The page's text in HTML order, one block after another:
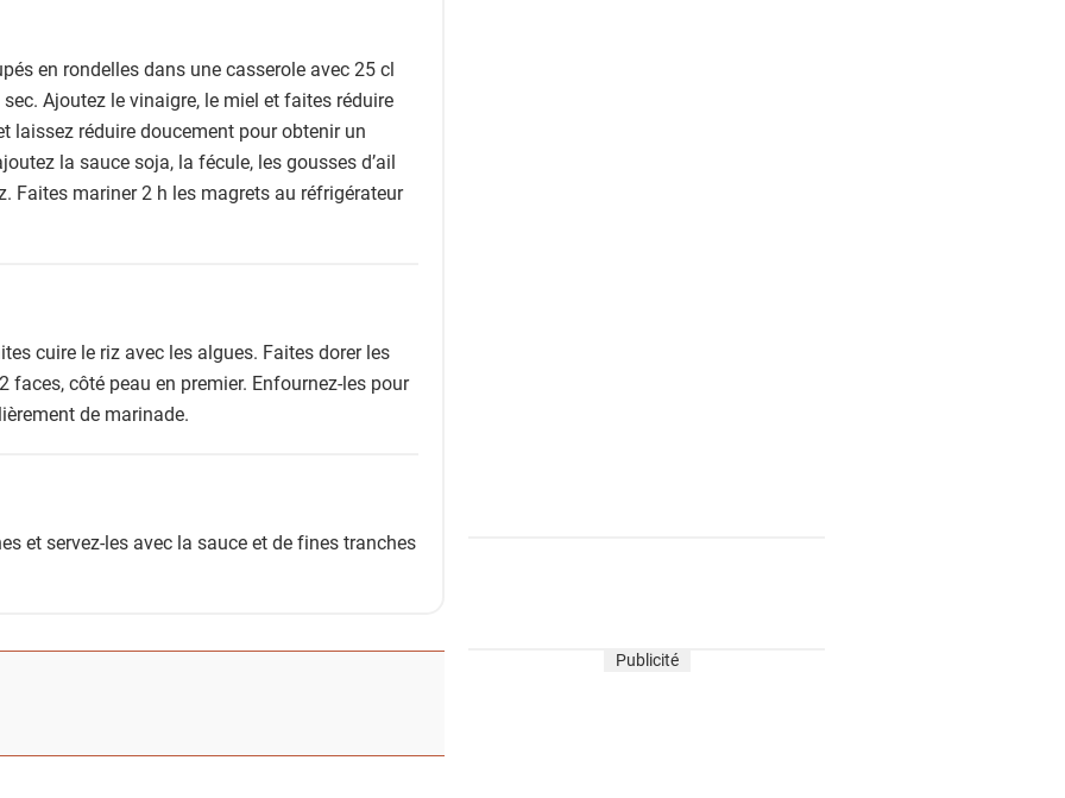
en rondelles dans une casserole avec 25 cl
Ajoutez le vinaigre, le miel et faites réduire
laissez réduire doucement pour obtenir un
la sauce soja, la fécule, les gousses d’ail
Faites mariner 2 h les magrets au réfrigérateur
cuire le riz avec les algues. Faites dorer les
faces, côté peau en premier. Enfournez-les pour
de marinade.
et servez-les avec la sauce et de fines tranches
Publicité